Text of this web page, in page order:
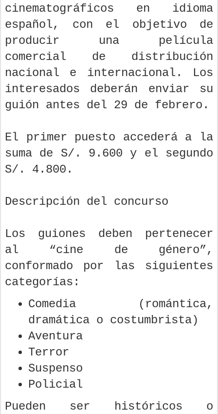
cinematográficos en idioma
español, con el objetivo de
producir una película
comercial de distribución
nacional e internacional. Los
interesados deberán enviar su
guión antes del 29 de febrero.
El primer puesto accederá a la
suma de S/. 9.600 y el segundo
S/. 4.800.
Descripción del concurso
Los guiones deben pertenecer
al “cine de género”,
conformado por las siguientes
categorías:
Comedia (romántica,
dramática o costumbrista)
Aventura
Terror
Suspenso
Policial
Pueden ser históricos o